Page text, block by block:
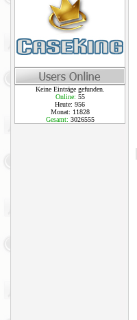
Keine Einträge gefunden.
Online: 55
Heute: 956
Monat: 11828
Gesamt: 3026555